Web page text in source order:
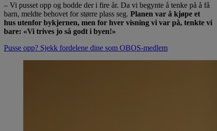
– Vi pusset opp og bodde der i fire år. Da vi begynte å tenke på å få
barn, meldte behovet for større plass seg. Planen var å kjøpe et
hus utenfor bykjernen, men for hver visning vi var på, tenkte vi
bare: «Vi trives jo så godt i byen!»
Pusse opp? Sjekk fordelene dine som OBOS-medlem